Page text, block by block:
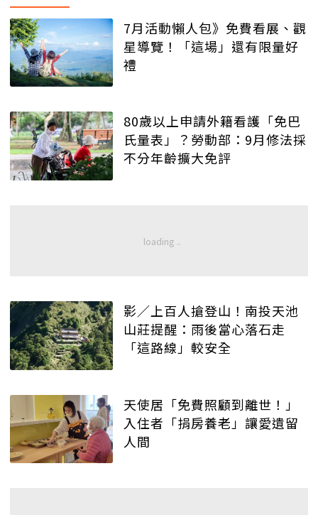
7月活動懶人包》免費看展、觀
星導覽！「這場」還有限量好
禮
80歲以上申請外籍看護「免巴
氏量表」？勞動部：9月修法採
不分年齡擴大免評
影／上百人搶登山！南投天池
山莊提醒：雨後當心落石走
「這路線」較安全
天使居「免費照顧到離世！」
入住者「捐房養老」讓愛遺留
人間